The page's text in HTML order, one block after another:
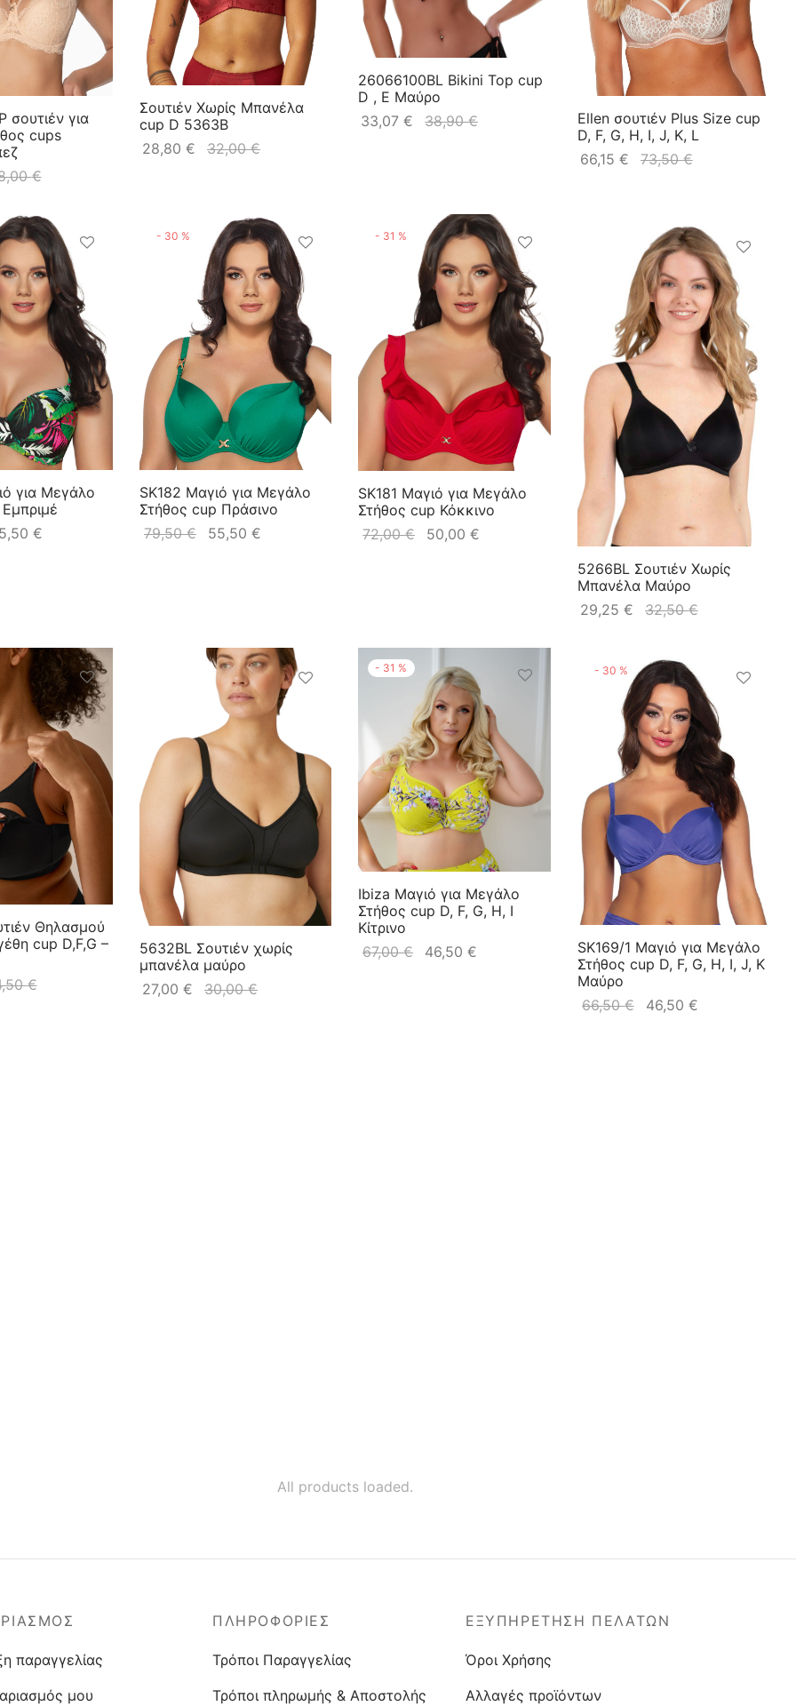
σουτιέν για
cups
€
Σουτιέν Χωρίς Μπανέλα
cup D 5363B
28,80 € 32,00€
26066100BL Bikini Top cup
D , E Μαύρο
33,07€ 38,90€
Ellen σουτιέν Plus Size cup
D, F, G, H, I, J, K, L
66,15 € 73,50€
για Μεγάλο
€
- 30 %
SK182 Μαγιό για Μεγάλο
Στήθος cup Πράσινο
79,50€ 55,50 €
- 31 %
SK181 Μαγιό για Μεγάλο
Στήθος cup Κόκκινο
72,00€ 50,00€
5266BL Σουτιέν Χωρίς
Μπανέλα Μαύρο
29,25 € 32,50€
Θηλασμού
cup D,F,G –
€
5632BL Σουτιέν χωρίς
μπανέλα μαύρο
27,00 € 30,00€
- 31 %
Ibiza Μαγιό για Μεγάλο
Στήθος cup D, F, G, H, I
Κίτρινο
67,00€ 46,50€
- 30 %
SK169/1 Μαγιό για Μεγάλο
Στήθος cup D, F, G, H, I, J, K
Μαύρο
66,50€ 46,50 €
All products loaded.
παραγγελίας
μου
ΠΛΗΡΟΦΟΡΙΕΣ
Τρόποι Παραγγελίας
Τρόποι πληρωμής & Αποστολής
ΕΞΥΠΗΡΕΤΗΣΗ ΠΕΛΑΤΩΝ
Όροι Χρήσης
Αλλαγές προϊόντων